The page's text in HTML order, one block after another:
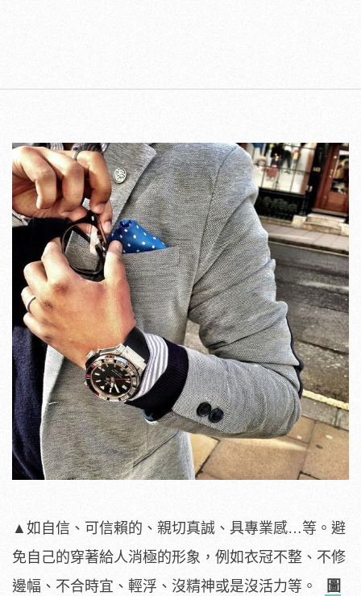
▲如自信、可信賴的、親切真誠、具專業感…等。避
免自己的穿著給人消極的形象，例如衣冠不整、不修
邊幅、不合時宜、輕浮、沒精神或是沒活力等。
圖